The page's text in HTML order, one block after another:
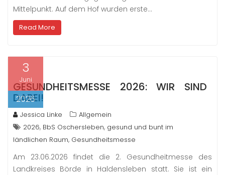
Mittelpunkt. Auf dem Hof wurden erste…
Read More
3
Juni
2026
GESUNDHEITSMESSE 2026: WIR SIND
DABEI!
Jessica Linke
Allgemein
2026, BbS Oschersleben, gesund und bunt im
ländlichen Raum, Gesundheitsmesse
Am 23.06.2026 findet die 2. Gesundheitmesse des
Landkreises Börde in Haldensleben statt. Sie ist ein